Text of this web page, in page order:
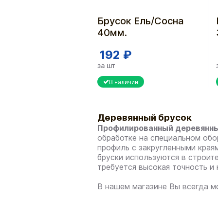
Брусок Ель/Сосна
40мм.
192 ₽
за шт
В наличии
Деревянный брусок
Профилированный
обработке на специальном
профиль с закругленными
бруски используются в
требуется высокая точность
В нашем магазине Вы всегда